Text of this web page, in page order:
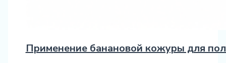
Применение банановой кожуры для